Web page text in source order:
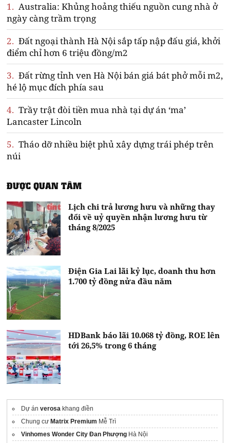
1. Australia: Khủng hoảng thiếu nguồn cung nhà ở
ngày càng trầm trọng
2. Đất ngoại thành Hà Nội sắp tấp nập đấu giá, khởi
điểm chỉ hơn 6 triệu đồng/m2
3. Đất rừng tỉnh ven Hà Nội bán giá bát phở mỗi m2,
hé lộ mục đích phía sau
4. Trầy trật đòi tiền mua nhà tại dự án ‘ma’
Lancaster Lincoln
5. Tháo dỡ nhiều biệt phủ xây dựng trái phép trên
núi
ĐƯỢC QUAN TÂM
Lịch chi trả lương hưu và những thay
đổi về uỷ quyền nhận lương hưu từ
tháng 8/2025
Điện Gia Lai lãi kỷ lục, doanh thu hơn
1.700 tỷ đồng nửa đầu năm
HDBank báo lãi 10.068 tỷ đồng, ROE lên
tới 26,5% trong 6 tháng
Dự ánverosa khang điền
Chung cư Matrix Premium Mễ Trì
Vinhomes Wonder City Đan Phượng Hà Nội